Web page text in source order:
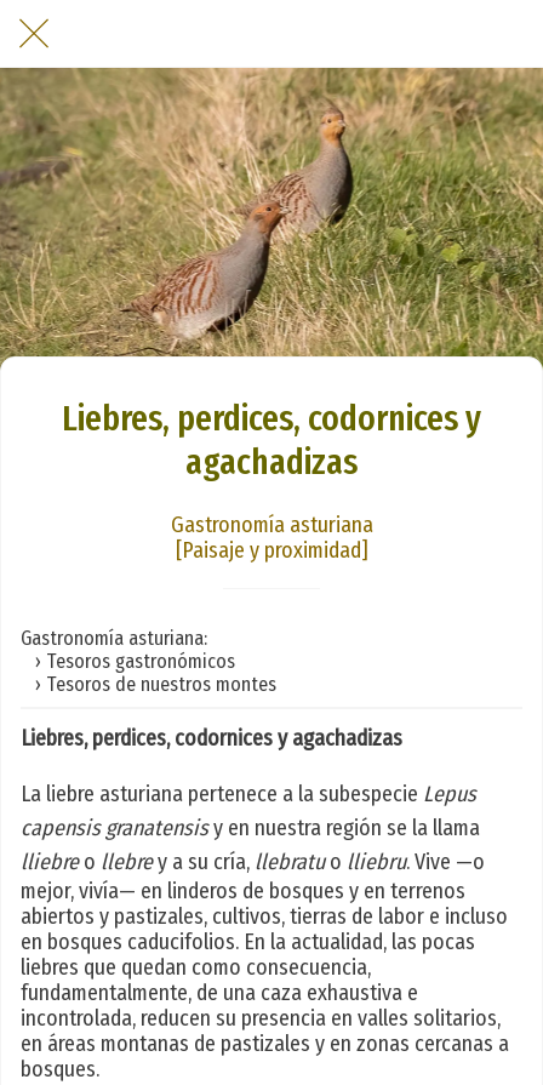
Liebres, perdices, codornices y
agachadizas
Gastronomía asturiana
[Paisaje y proximidad]
Gastronomía asturiana:
› Tesoros gastronómicos
› Tesoros de nuestros montes
Liebres, perdices, codornices y agachadizas
La liebre asturiana pertenece a la subespecie Lepus
capensis granatensisy en nuestra región se la llama
lliebreo llebrey a su cría, llebratuo lliebru. Vive —o
mejor, vivía— en linderos de bosques y en terrenos
abiertos y pastizales, cultivos, tierras de labor e incluso
en bosques caducifolios. En la actualidad, las pocas
liebres que quedan como consecuencia,
fundamentalmente, de una caza exhaustiva e
incontrolada, reducen su presencia en valles solitarios,
en áreas montanas de pastizales y en zonas cercanas a
bosques.